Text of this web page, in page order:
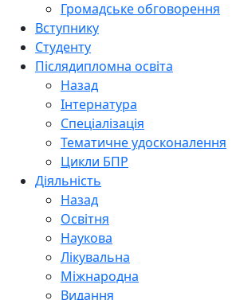
Громадське обговорення
Вступнику
Студенту
Післядипломна освіта
Назад
Інтернатура
Спеціалізація
Тематичне удосконалення
Цикли БПР
Діяльність
Назад
Освітня
Наукова
Лікувальна
Міжнародна
Видання